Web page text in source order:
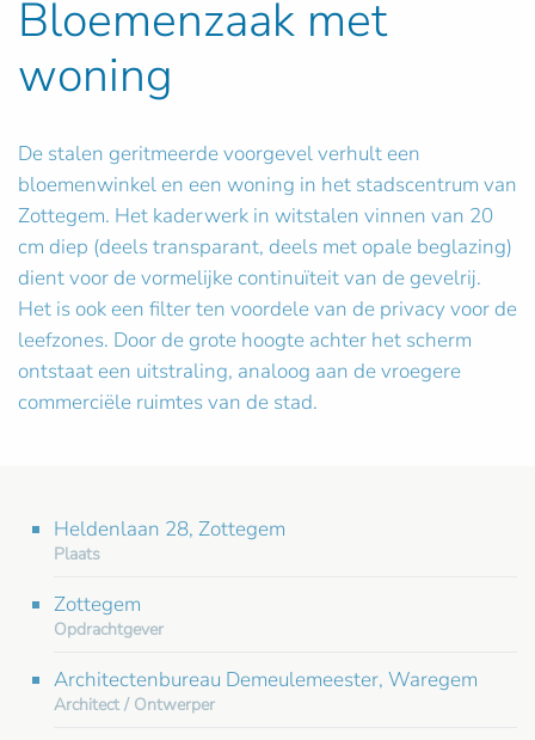
Bloemenzaak met
woning
De stalen geritmeerde voorgevel verhult een
bloemenwinkel en een woning in het stadscentrum van
Zottegem. Het kaderwerk in witstalen vinnen van 20
cm diep (deels transparant, deels met opale beglazing)
dient voor de vormelijke continuïteit van de gevelrij.
Het is ook een filter ten voordele van de privacy voor de
leefzones. Door de grote hoogte achter het scherm
ontstaat een uitstraling, analoog aan de vroegere
commerciële ruimtes van de stad.
Heldenlaan 28, Zottegem
Plaats
Zottegem
Opdrachtgever
Architectenbureau Demeulemeester, Waregem
Architect / Ontwerper